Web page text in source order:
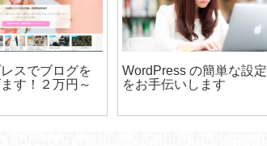
スでブログを
す！２万円～
WordPress の簡単な設定
をお手伝いします